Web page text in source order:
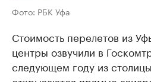
Фото: РБК Уфа
Стоимость перелетов из
центры озвучили в
следующем году из